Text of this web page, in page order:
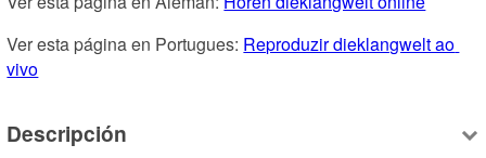
Ver esta página en Portugues: Reproduzir dieklangwelt ao
vivo
Descripción